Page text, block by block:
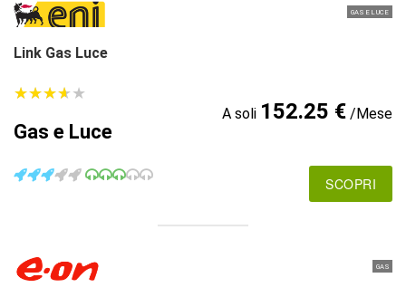
GAS E LUCE
Link Gas Luce
★★★★★
★★★★★
Gas e Luce
A soli 152.25 €/Mese
SCOPRI
GAS